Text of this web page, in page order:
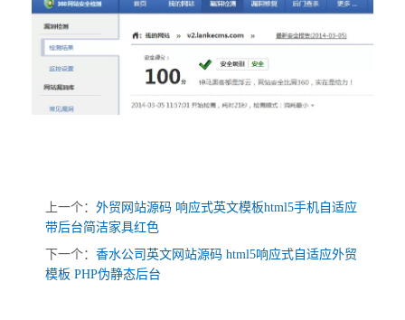
上一个： 外贸网站源码 响应式英文模板html5手机自适应
带后台简洁家具红色
下一个： 香水公司英文网站源码 html5响应式自适应外贸
模板 PHP伪静态后台